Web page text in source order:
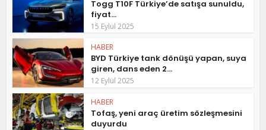
Togg T10F Türkiye’de satışa sunuldu,
fiyat...
15 Eylül 2025
HABER
BYD Türkiye tank dönüşü yapan, suya
giren, dans eden 2...
12 Eylül 2025
HABER
Tofaş, yeni araç üretim sözleşmesini
duyurdu